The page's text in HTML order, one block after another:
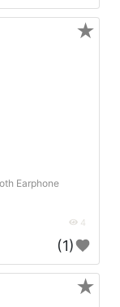
Earphone
4
(1)
★
★